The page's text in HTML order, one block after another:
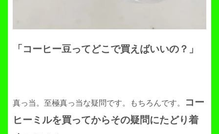
「コーヒー豆ってどこで買えばいいの？」
真っ当。至極真っ当な疑問です。もちろんです。
コー
ヒーミルを買ってからその疑問にたどり着